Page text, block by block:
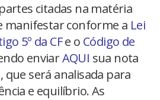
citadas na matéria
manifestar conforme a Lei
5º da CFe o Código de
enviarAQUI sua nota
que será analisada para
e equilíbrio. As